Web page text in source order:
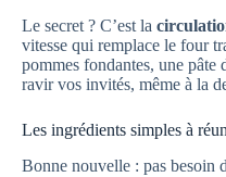
Le secret ? C’est la
vitesse qui remplace le four
pommes fondantes, une pâte
ravir vos invités, même à la
Les ingrédients simples à
Bonne nouvelle : pas besoin